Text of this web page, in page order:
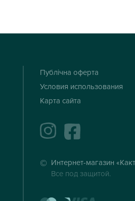
Публічна оферта
Условия использования
Карта сайта
instagramfacebook
Интернет-магазин
Все под защитой.